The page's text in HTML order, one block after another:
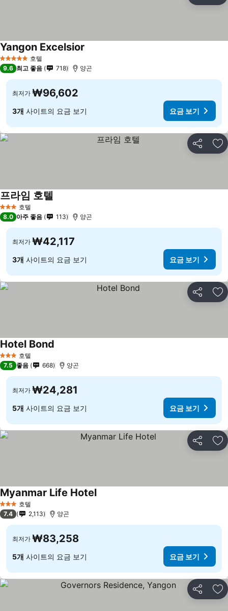
5 성급 호텔
Yangon Excelsior
9.6 최고 좋음 718 양곤
최저가 ₩96,602
3개 사이트의 요금 보기 요금 보기
공유 즐
3 성급 호텔
프라임 호텔
8.0 아주 좋음 113 양곤
최저가 ₩42,117
3개 사이트의 요금 보기 요금 보기
공유 즐
3 성급 호텔
Hotel Bond
7.5 좋음 668 양곤
최저가 ₩24,281
5개 사이트의 요금 보기 요금 보기
공유 즐
3 성급 호텔
Myanmar Life Hotel
7.4 2,113 양곤
최저가 ₩83,258
5개 사이트의 요금 보기 요금 보기
공유 즐